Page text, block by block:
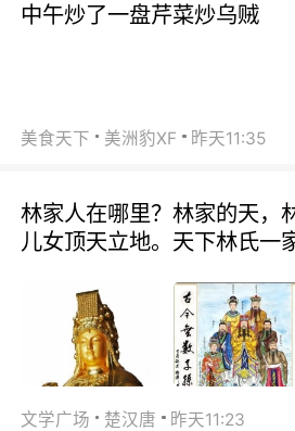
中午炒了一盘芹菜炒乌贼
美食天下 美洲豹XF 昨天11:35
林家人在哪里？林家的天，
儿女顶天立地。天下林氏一
文学广场 楚汉唐 昨天11:23